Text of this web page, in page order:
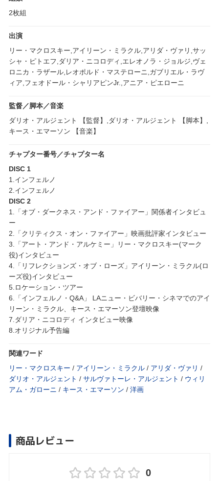
2枚組
出演
リー・マクロスキー,アイリーン・ミラクル,アリダ・ヴァリ,サッ
シャ・ピトエフ,ダリア・ニコロディ,エレオノラ・ジョルジ,ヴェ
ロニカ・ラザール,レオポルド・マステローニ,ガブリエル・ラヴ
ィア,フェオドール・シャリアピンJr.,アニア・ピエローニ
監督／脚本／音楽
ダリオ・アルジェント 【監督】,ダリオ・アルジェント 【脚本】,
キース・エマーソン 【音楽】
チャプター番号／チャプター名
DISC 1
1.インフェルノ
2.インフェルノ
DISC 2
1.「オブ・ダークネス・アンド・ファイアー」関係者インタビュ
ー
2.「クリティクス・オン・ファイアー」映画批評家インタビュー
3.「アート・アンド・アルケミー」リー・マクロスキー(マーク
役)インタビュー
4.「リフレクションズ・オブ・ローズ」アイリーン・ミラクル(ロ
ーズ役)インタビュー
5.ロケーション・ツアー
6.「インフェルノ・Q&A」 LAニュー・ビバリー・シネマでのアイ
リーン・ミラクル、キース・エマーソン登壇映像
7.ダリア・ニコロディ インタビュー映像
8.オリジナル予告編
関連ワード
リー・マクロスキー / アイリーン・ミラクル / アリダ・ヴァリ /
ダリオ・アルジェント / サルヴァトーレ・アルジェント / ウィリ
アム・ガローニ / キース・エマーソン / 洋画
商品レビュー
0